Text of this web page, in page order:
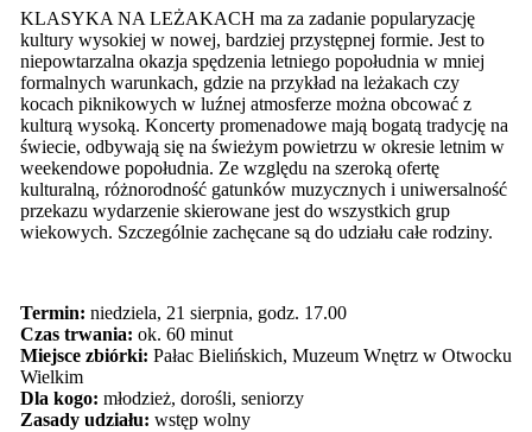
KLASYKA NA LEŻAKACH ma za zadanie popularyzację
kultury wysokiej w nowej, bardziej przystępnej formie. Jest to
niepowtarzalna okazja spędzenia letniego popołudnia w mniej
formalnych warunkach, gdzie na przykład na leżakach czy
kocach piknikowych w luźnej atmosferze można obcować z
kulturą wysoką. Koncerty promenadowe mają bogatą tradycję na
świecie, odbywają się na świeżym powietrzu w okresie letnim w
weekendowe popołudnia. Ze względu na szeroką ofertę
kulturalną, różnorodność gatunków muzycznych i uniwersalność
przekazu wydarzenie skierowane jest do wszystkich grup
wiekowych. Szczególnie zachęcane są do udziału całe rodziny.
Termin: niedziela, 21 sierpnia, godz. 17.00
Czas trwania: ok. 60 minut
Miejsce zbiórki: Pałac Bielińskich, Muzeum Wnętrz w Otwocku
Wielkim
Dla kogo: młodzież, dorośli, seniorzy
Zasady udziału: wstęp wolny